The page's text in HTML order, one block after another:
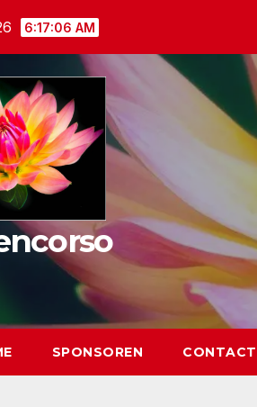
6:17:07 AM
SPONSOREN CONTACT